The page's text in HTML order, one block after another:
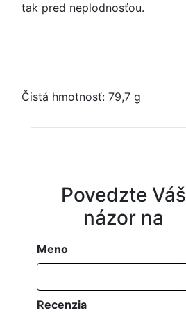
tak pred neplodnosťou.
Čistá hmotnosť: 79,7 g
Povedzte Váš
názor na
Meno
Recenzia